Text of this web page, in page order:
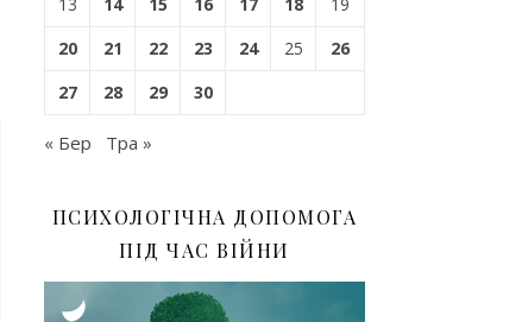
20
21 22 23 24 25
26
27
28 29 30
« Бер Тра »
ПСИХОЛОГІЧНА ДОПОМОГА
ПІД ЧАС ВІЙНИ